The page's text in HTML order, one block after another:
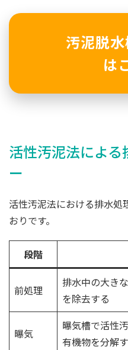
汚泥脱
は
活性汚泥法によ
ー
活性汚泥法における排水処
おりです。
段階
前処理
排水中の大き
を除去する
曝気
曝気槽で活性
有機物を分解